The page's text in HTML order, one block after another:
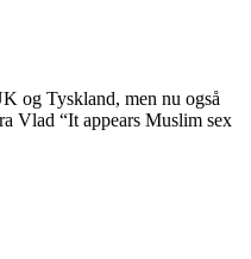
og Tyskland, men nu også
Vlad “It appears Muslim sex